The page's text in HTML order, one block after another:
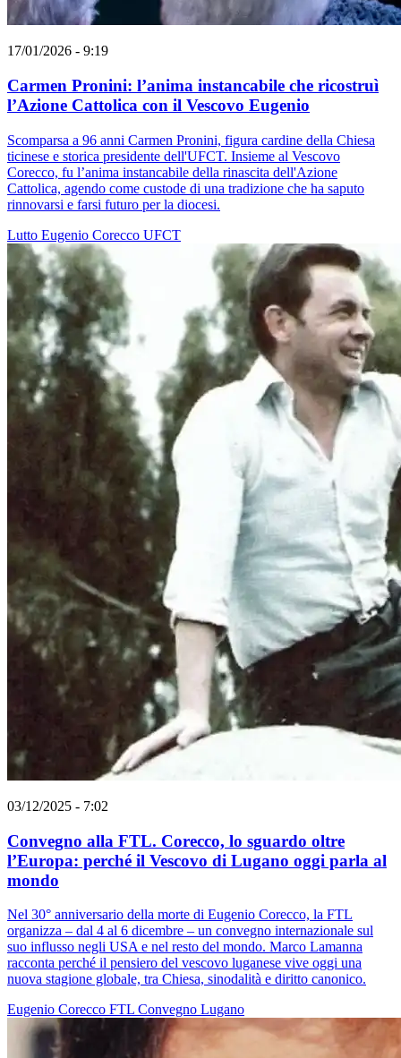
17/01/2026 - 9:19
Carmen Pronini: l’anima instancabile che ricostruì
l’Azione Cattolica con il Vescovo Eugenio
Scomparsa a 96 anni Carmen Pronini, figura cardine della Chiesa
ticinese e storica presidente dell'UFCT. Insieme al Vescovo
Corecco, fu l’anima instancabile della rinascita dell'Azione
Cattolica, agendo come custode di una tradizione che ha saputo
rinnovarsi e farsi futuro per la diocesi.
Lutto Eugenio Corecco UFCT
03/12/2025 - 7:02
Convegno alla FTL. Corecco, lo sguardo oltre
l’Europa: perché il Vescovo di Lugano oggi parla al
mondo
Nel 30° anniversario della morte di Eugenio Corecco, la FTL
organizza – dal 4 al 6 dicembre – un convegno internazionale sul
suo influsso negli USA e nel resto del mondo. Marco Lamanna
racconta perché il pensiero del vescovo luganese vive oggi una
nuova stagione globale, tra Chiesa, sinodalità e diritto canonico.
Eugenio Corecco FTL Convegno Lugano